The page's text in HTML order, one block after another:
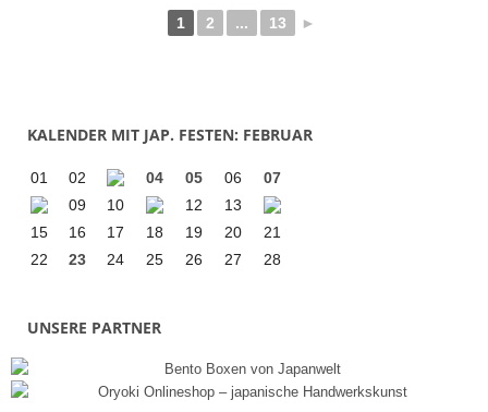
1 2 ... 13 ►
KALENDER MIT JAP. FESTEN: FEBRUAR
01 02 04 05 06
07
09
10 12
13
15
16 17 18 19 20
21
22
23 24 25 26 27 28
UNSERE PARTNER